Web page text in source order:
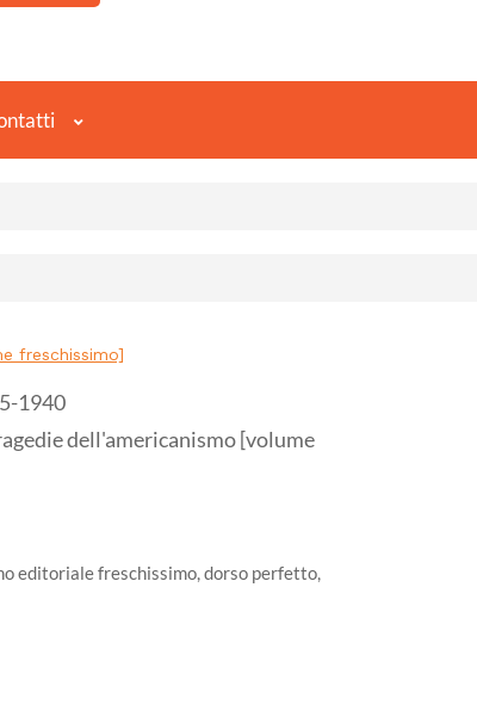
freschissimo]
1940
dell'americanismo [volume
editoriale freschissimo, dorso perfetto,